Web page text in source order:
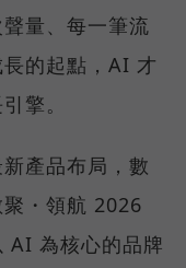
量、每一筆流
的起點，AI 才
擎。
產品布局，數
・領航 2026
AI 為核心的品牌